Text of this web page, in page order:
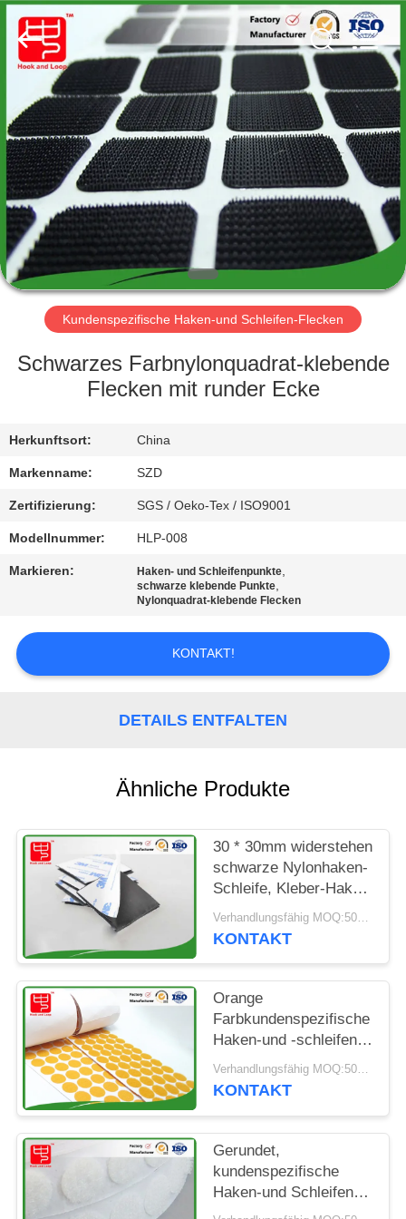
ZU
HAUSE
PRODUKTE
ÜBER
UNS
WERKSBESICHTIGUNG
QUALITÄTSKONTROLLE
KONTAKT
MIT
UNS
ANGEBOT
DATENSCHUTZRICHTLINIE
Loop
Kundenspezifische Haken-und Schleifen-Flecken
Schwarzes Farbnylonquadrat-klebende
Flecken mit runder Ecke
Herkunftsort: China
Markenname: SZD
Zertifizierung: SGS / Oeko-Tex / ISO9001
Modellnummer: HLP-008
Markieren: Haken- und Schleifenpunkte,
schwarze klebende Punkte,
Nylonquadrat-klebende Flecken
KONTAKT!
DETAILS ENTFALTEN
Ähnliche Produkte
30 * 30mm widerstehen
schwarze Nylonhaken-
Schleife, Kleber-Haken
und Schleifen-klebrige
Punkt-Kälte
Verhandlungsfähig MOQ:5000 Stk
KONTAKT
Orange
Farbkundenspezifische
Haken-und -schleifen-
Flecken, die in der
Rolle Eco freundlich
Verhandlungsfähig MOQ:5000 Stk
KONTAKT
Gerundet,
kundenspezifische
Haken-und Schleifen-
Flecken-Punkte